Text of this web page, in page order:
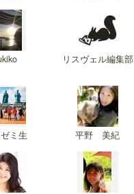
リスヴェル編集部
ミ生 平野 美紀